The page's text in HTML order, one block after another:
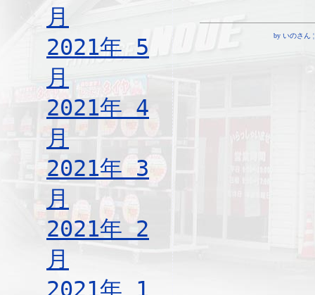
月
2021年 5
月
2021年 4
月
2021年 3
月
2021年 2
月
2021年 1
by いのさん